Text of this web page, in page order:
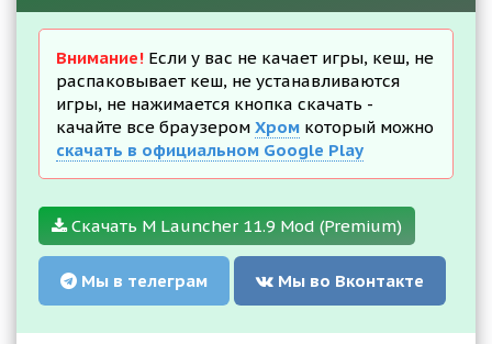
Внимание! Если у вас не качает игры, кеш, не
распаковывает кеш, не устанавливаются
игры, не нажимается кнопка скачать -
качайте все браузером Хром который можно
скачать в официальном Google Play
Скачать M Launcher 11.9 Mod (Premium)
Мы в телеграм Мы во Вконтакте